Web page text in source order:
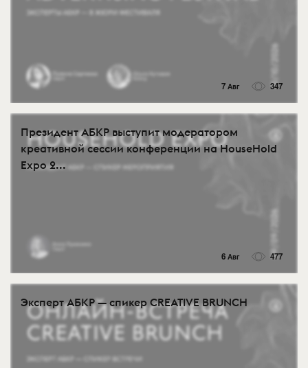
7 Авг 347
Президент АБКР выступит модератором
креативной сессии конференции на HouseHold
Expo 2...
6 Авг 477
Эксперт АБКР — спикер CREATIVE BRUNCH